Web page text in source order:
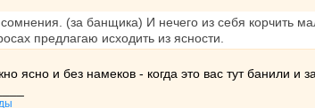
(за банщика) И нечего из себя корчить
предлагаю исходить из ясности.
ясно и без намеков - когда это вас тут банили и